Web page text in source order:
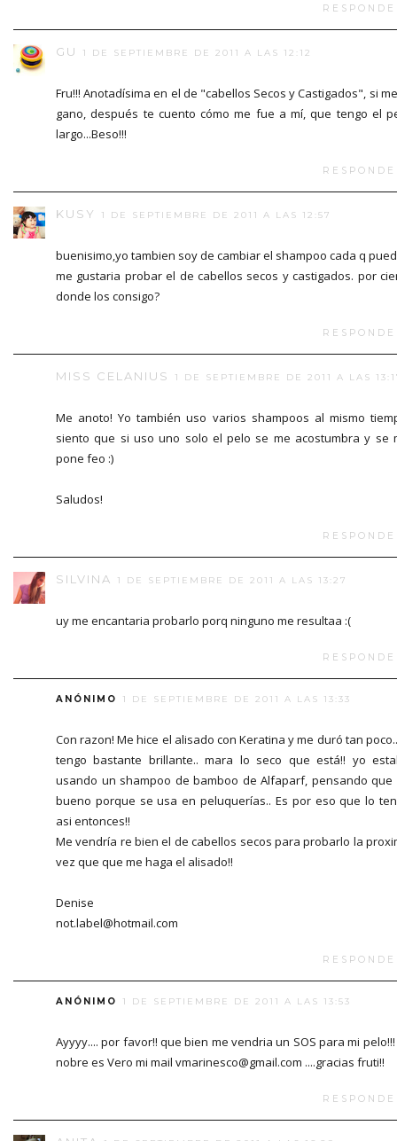
GU 1 DE SEPTIEMBRE DE 2011 A LAS 12:12
Fru!!! Anotadísima en el de "cabellos Secos y Castigados", si
gano, después te cuento cómo me fue a mí, que tengo el
largo...Beso!!!
KUSY 1 DE SEPTIEMBRE DE 2011 A LAS 12:57
buenisimo,yo tambien soy de cambiar el shampoo cada q
me gustaria probar el de cabellos secos y castigados. por
donde los consigo?
MISS CELANIUS 1 DE SEPTIEMBRE DE 2011 A LAS
Me anoto! Yo también uso varios shampoos al mismo
siento que si uso uno solo el pelo se me acostumbra y se
pone feo :)
Saludos!
SILVINA 1 DE SEPTIEMBRE DE 2011 A LAS 13:27
uy me encantaria probarlo porq ninguno me resultaa :(
ANÓNIMO 1 DE SEPTIEMBRE DE 2011 A LAS 13:33
Con razon! Me hice el alisado con Keratina y me duró tan
tengo bastante brillante.. mara lo seco que está!! yo
usando un shampoo de bamboo de Alfaparf, pensando que
bueno porque se usa en peluquerías.. Es por eso que lo
asi entonces!!
Me vendría re bien el de cabellos secos para probarlo la
vez que que me haga el alisado!!
Denise
not.label@hotmail.com
ANÓNIMO 1 DE SEPTIEMBRE DE 2011 A LAS 13:53
Ayyyy.... por favor!! que bien me vendria un SOS para mi
nobre es Vero mi mail vmarinesco@gmail.com ....gracias fruti!!